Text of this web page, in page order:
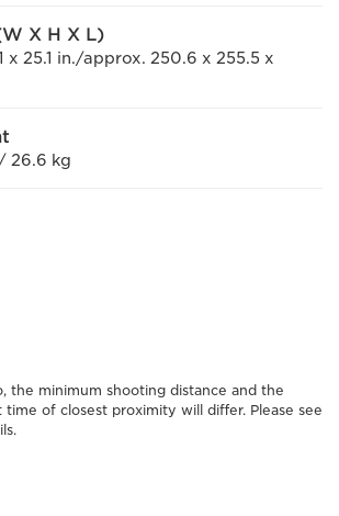
X H X L)
x 25.1 in./approx. 250.6 x 255.5 x
26.6 kg
the minimum shooting distance and the
time of closest proximity will differ. Please see